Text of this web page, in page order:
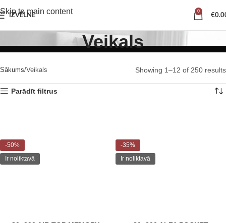
Skip to main content
IZVĒLNE
0
€
Veikals
Sākums Veikals Showing 1–12 of 250 results
Parādīt filtrus
-50%
Ir noliktavā
-35%
Ir noliktavā